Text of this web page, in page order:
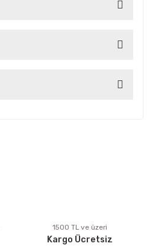
siz yapın!
pahalı.
olmalı.
1500 TL ve üzeri
Kargo Ücretsiz